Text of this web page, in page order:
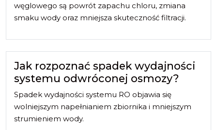
węglowego są powrót zapachu chloru, zmiana
smaku wody oraz mniejsza skuteczność filtracji.
Jak rozpoznać spadek wydajności
systemu odwróconej osmozy?
Spadek wydajności systemu RO objawia się
wolniejszym napełnianiem zbiornika i mniejszym
strumieniem wody.